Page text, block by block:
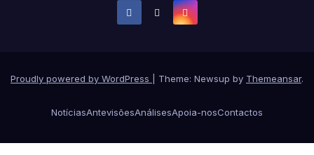
Proudly powered by WordPress Theme: Newsup by Themeansar.
NotíciasAntevisõesAnálisesApoia-nosContactos